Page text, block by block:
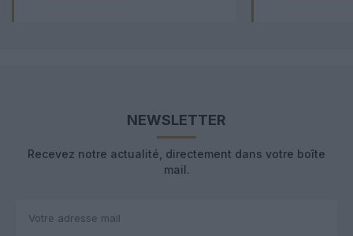
NEWSLETTER
Recevez notre actualité, directement dans votre boîte
mail.